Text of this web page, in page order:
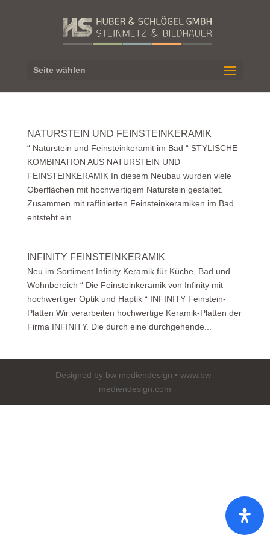
Seite wählen
NATURSTEIN UND FEINSTEINKERAMIK
“ Naturstein und Feinsteinkeramit im Bad “ STYLISCHE
KOMBINATION AUS NATURSTEIN UND
FEINSTEINKERAMIK In diesem Neubau wurden viele
Oberflächen mit hochwertigem Naturstein gestaltet.
Zusammen mit raffinierten Feinsteinkeramiken im Bad
entsteht ein...
INFINITY FEINSTEINKERAMIK
Neu im Sortiment Infinity Keramik für Küche, Bad und
Wohnbereich “ Die Feinsteinkeramik von Infinity mit
hochwertiger Optik und Haptik “ INFINITY Feinstein-
Platten Wir verarbeiten hochwertige Keramik-Platten der
Firma INFINITY. Die durch eine durchgehende...
Designed by bw mediendesign • www.bw-
mediendesign.com